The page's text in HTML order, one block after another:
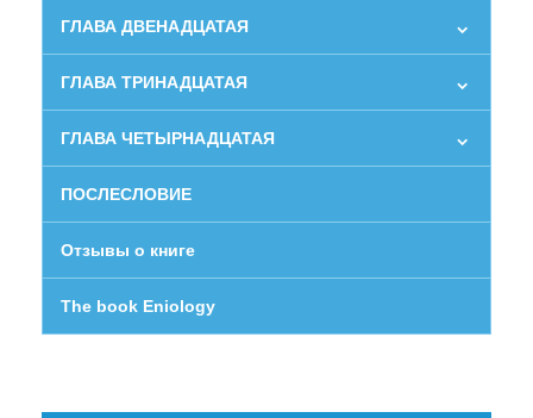
ГЛАВА ДВЕНАДЦАТАЯ
ГЛАВА ТРИНАДЦАТАЯ
ГЛАВА ЧЕТЫРНАДЦАТАЯ
ПОСЛЕСЛОВИЕ
Отзывы о книге
The book Eniology